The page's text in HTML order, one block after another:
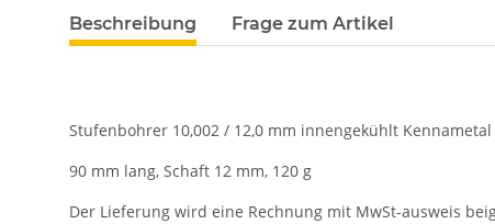
Beschreibung Frage zum Artikel
Stufenbohrer 10,002 / 12,0 mm innengekühlt Kennametal
90 mm lang, Schaft 12 mm, 120 g
Der Lieferung wird eine Rechnung mit MwSt-ausweis